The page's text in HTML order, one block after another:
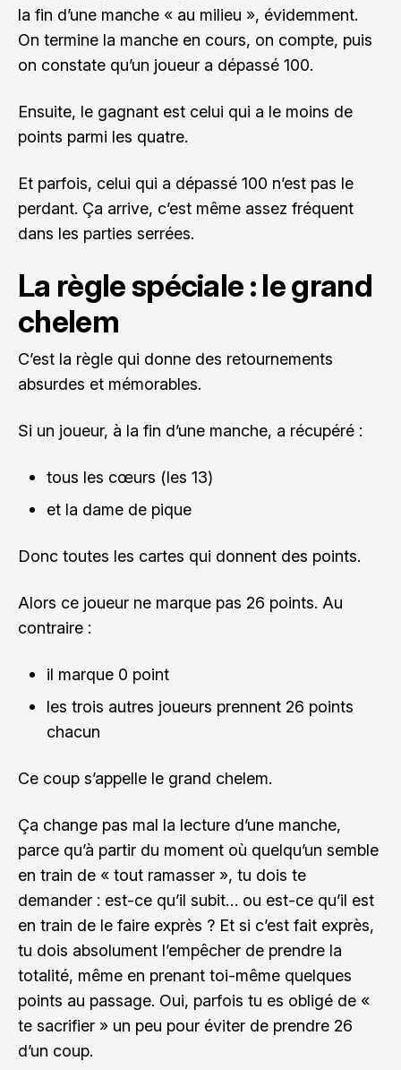
la fin d’une manche « au milieu », évidemment.
On termine la manche en cours, on compte, puis
on constate qu’un joueur a dépassé 100.
Ensuite, le gagnant est celui qui a le moins de
points parmi les quatre.
Et parfois, celui qui a dépassé 100 n’est pas le
perdant. Ça arrive, c’est même assez fréquent
dans les parties serrées.
La règle spéciale : le grand
chelem
C’est la règle qui donne des retournements
absurdes et mémorables.
Si un joueur, à la fin d’une manche, a récupéré :
tous les cœurs (les 13)
et la dame de pique
Donc toutes les cartes qui donnent des points.
Alors ce joueur ne marque pas 26 points. Au
contraire :
il marque 0 point
les trois autres joueurs prennent 26 points
chacun
Ce coup s’appelle le grand chelem.
Ça change pas mal la lecture d’une manche,
parce qu’à partir du moment où quelqu’un semble
en train de « tout ramasser », tu dois te
demander : est-ce qu’il subit… ou est-ce qu’il est
en train de le faire exprès ? Et si c’est fait exprès,
tu dois absolument l’empêcher de prendre la
totalité, même en prenant toi-même quelques
points au passage. Oui, parfois tu es obligé de «
te sacrifier » un peu pour éviter de prendre 26
d’un coup.